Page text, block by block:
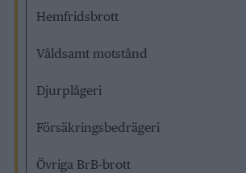
Hemfridsbrott
Våldsamt motstånd
Djurplågeri
Försäkringsbedrägeri
Övriga BrB-brott